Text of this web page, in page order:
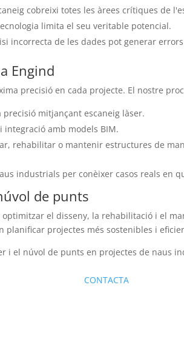
cobreixi totes les àrees crítiques de
limita el seu veritable potencial.
incorrecta de les dades pot generar
Engind
precisió en cada projecte. El nostre
mitjançant escaneig làser.
integració amb models BIM.
rehabilitar o mantenir estructures de
industrials per conèixer casos reals en
de punts
el disseny, la rehabilitació i el
planificar projectes més sostenibles i
i el núvol de punts en projectes de naus
CONTACTA